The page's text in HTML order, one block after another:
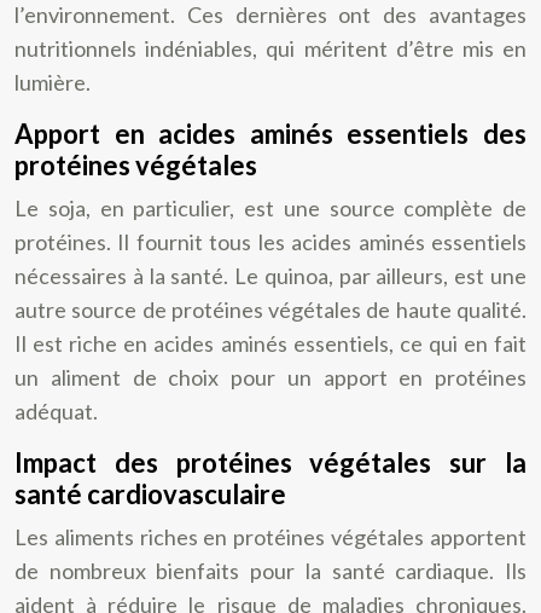
l’environnement. Ces dernières ont des avantages
nutritionnels indéniables, qui méritent d’être mis en
lumière.
Apport en acides aminés essentiels des
protéines végétales
Le soja, en particulier, est une source complète de
protéines. Il fournit tous les acides aminés essentiels
nécessaires à la santé. Le quinoa, par ailleurs, est une
autre source de protéines végétales de haute qualité.
Il est riche en acides aminés essentiels, ce qui en fait
un aliment de choix pour un apport en protéines
adéquat.
Impact des protéines végétales sur la
santé cardiovasculaire
Les aliments riches en protéines végétales apportent
de nombreux bienfaits pour la santé cardiaque. Ils
aident à réduire le risque de maladies chroniques.